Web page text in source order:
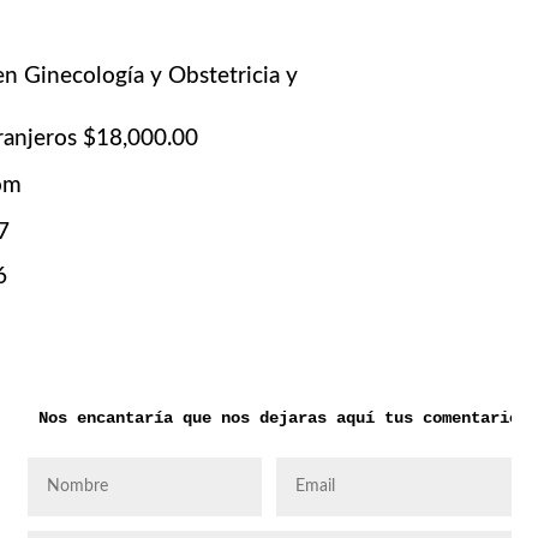
Ginecología y Obstetricia y
$18,000.00
Nos encantaría que nos dejaras aquí tus comentarios.